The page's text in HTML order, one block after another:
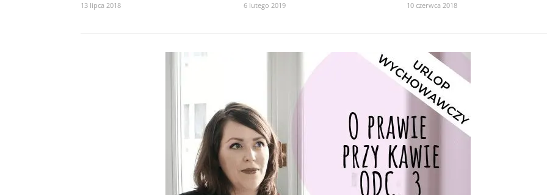
13 lipca 2018 6 lutego 2019 10 czerwca 2018